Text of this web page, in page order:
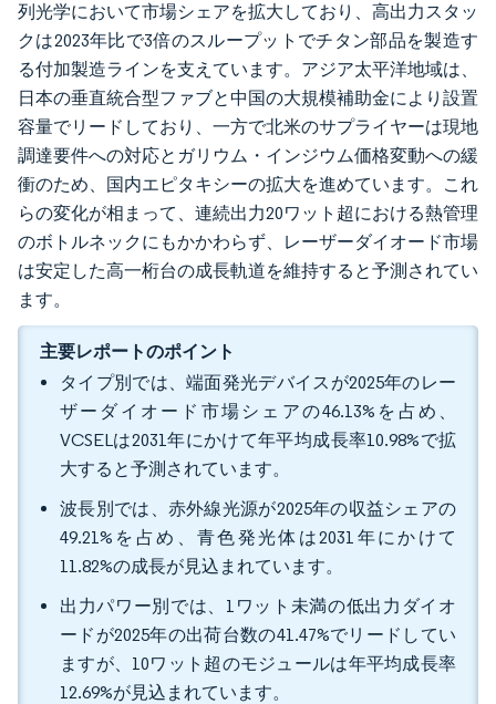
列光学において市場シェアを拡大しており、高出力スタッ
クは2023年比で3倍のスループットでチタン部品を製造す
る付加製造ラインを支えています。アジア太平洋地域は、
日本の垂直統合型ファブと中国の大規模補助金により設置
容量でリードしており、一方で北米のサプライヤーは現地
調達要件への対応とガリウム・インジウム価格変動への緩
衝のため、国内エピタキシーの拡大を進めています。これ
らの変化が相まって、連続出力20ワット超における熱管理
のボトルネックにもかかわらず、レーザーダイオード市場
は安定した高一桁台の成長軌道を維持すると予測されてい
ます。
主要レポートのポイント
タイプ別では、端面発光デバイスが2025年のレー
ザーダイオード市場シェアの46.13%を占め、
VCSELは2031年にかけて年平均成長率10.98%で拡
大すると予測されています。
波長別では、赤外線光源が2025年の収益シェアの
49.21%を占め、青色発光体は2031年にかけて
11.82%の成長が見込まれています。
出力パワー別では、1ワット未満の低出力ダイオ
ードが2025年の出荷台数の41.47%でリードしてい
ますが、10ワット超のモジュールは年平均成長率
12.69%が見込まれています。